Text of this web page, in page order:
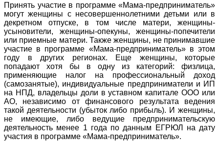
Принять участие в программе «Мама-предприниматель»
могут женщины с несовершеннолетними детьми или в
декретном отпуске, в том числе матери, женщины-
усыновители, женщины-опекуны, женщины-попечители
или приемные матери. Также женщины, не принимавшие
участие в программе «Мама-предприниматель» в этом
году в других регионах. Еще женщины, которые
попадают хотя бы в одну из категорий: физлица,
применяющие налог на профессиональный доход
(самозанятые), индивидуальные предприниматели и ИП
на НПД, владельцы доли в уставном капитале ООО или
АО, независимо от финансового результата ведения
такой деятельности (убыток либо прибыль). И женщины,
не имеющие, либо ведущие предпринимательскую
деятельность менее 1 года по данным ЕГРЮЛ на дату
участия в программе «Мама-предприниматель».